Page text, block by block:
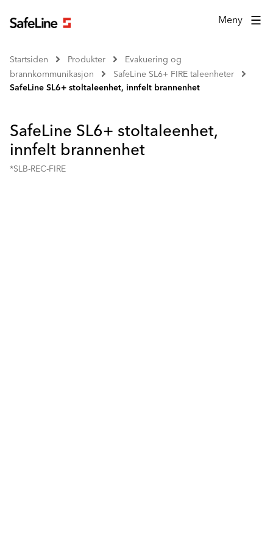
Meny
Startsiden Produkter
Evakuering og
brannkommunikasjon
SafeLine SL6+ FIRE taleenheter
SafeLine SL6+ stoltaleenhet, innfelt brannenhet
SafeLine SL6+ stoltaleenhet,
innfelt brannenhet
*SLB-REC-FIRE